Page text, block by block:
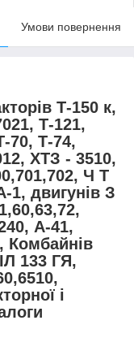
Умови повернення
Т-150 к,
Т-121,
70, Т-74,
ХТЗ - 3510,
Ч Т
1, двигунів З
А-41,
Комбайнів
133 ГЯ,
і